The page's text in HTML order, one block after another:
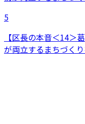
5
【区長の本音＜14＞
が両立するまちづくり